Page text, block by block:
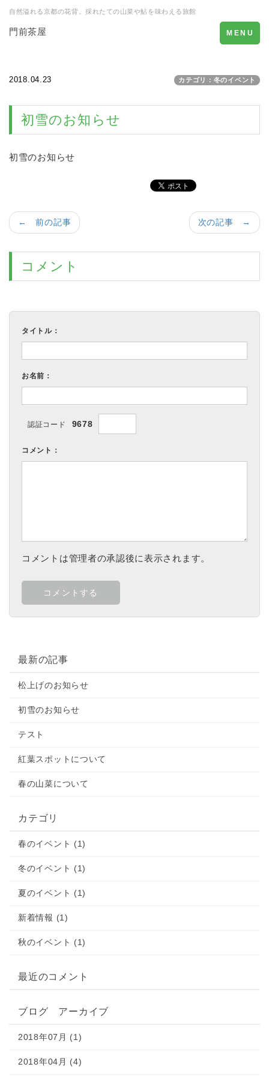
自然溢れる京都の花背。採れたての山菜や鮎を味わえる旅館
門前茶屋
Toggle
navigation
MENU
2018.04.23 カテゴリ：冬のイベント
初雪のお知らせ
初雪のお知らせ
次の記事 →
← 前の記事
コメント
タイトル：
お名前：
認証コード 9678
コメント：
コメントは管理者の承認後に表示されます。
最新の記事
松上げのお知らせ
初雪のお知らせ
テスト
紅葉スポットについて
春の山菜について
カテゴリ
春のイベント (1)
冬のイベント (1)
夏のイベント (1)
新着情報 (1)
秋のイベント (1)
最近のコメント
ブログ アーカイブ
2018年07月 (1)
2018年04月 (4)